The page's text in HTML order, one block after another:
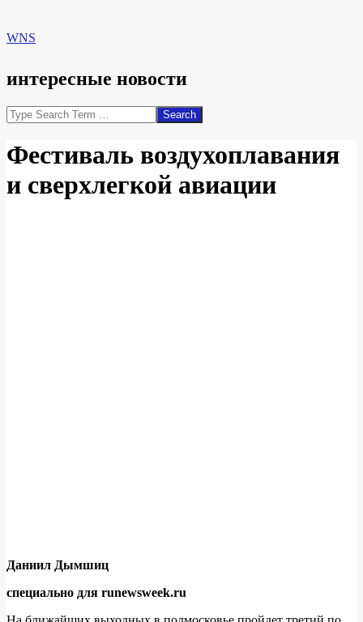
WNS
интересные новости
Search
Фестиваль воздухоплавания
и сверхлегкой авиации
Даниил Дымшиц
специально для runewsweek.ru